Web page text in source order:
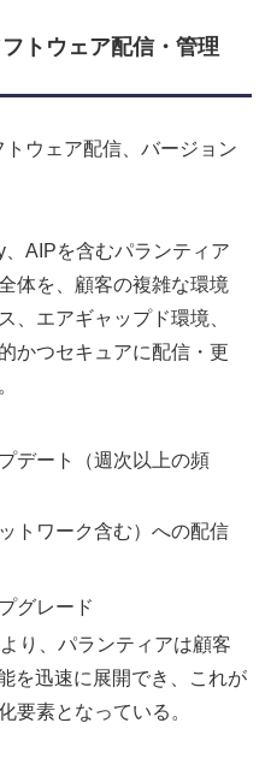
トウェア配信・管理
トウェア配信、バージョン
、AIPを含むパランティア
体を、顧客の複雑な環境
、エアギャップド環境、
かつセキュアに配信・更
デート（週次以上の頻
トワーク含む）への配信
グレード
り、パランティアは顧客
を迅速に展開でき、これが
要素となっている。